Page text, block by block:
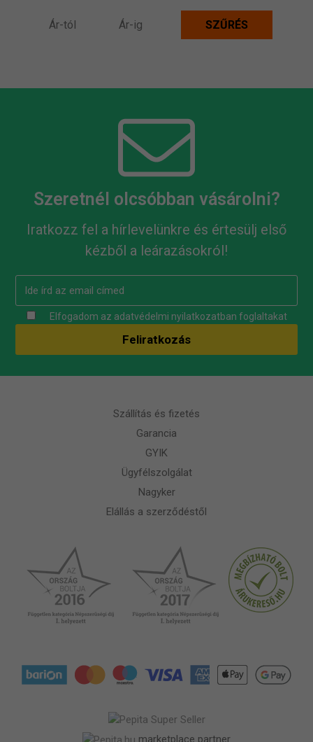
Szeretnél olcsóbban vásárolni?
Iratkozz fel a hírlevelünkre és értesülj első
kézből a leárazásokról!
Elfogadom az adatvédelmi nyilatkozatban foglaltakat
Szállítás és fizetés
Garancia
GYIK
Ügyfélszolgálat
Nagyker
Elállás a szerződéstől
marketplace partner